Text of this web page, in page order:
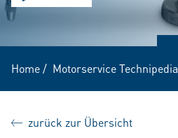
Home/ Motorservice Technipedia
zurück zur Übersicht